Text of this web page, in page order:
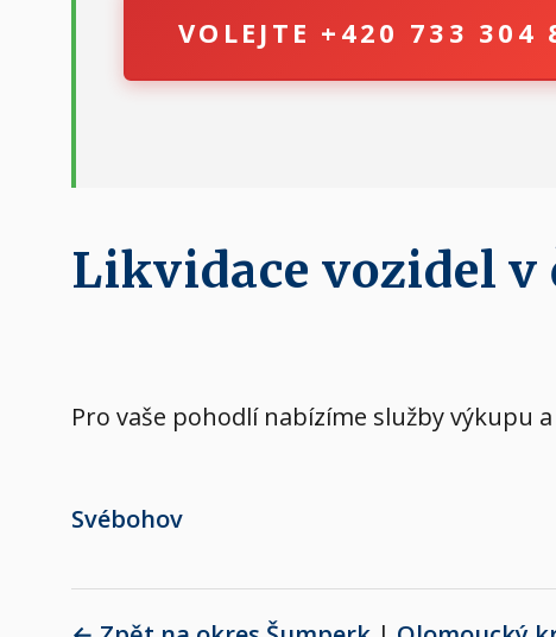
VOLEJTE +420 733 304
Likvidace vozidel v
Pro vaše pohodlí nabízíme služby výkupu
Svébohov